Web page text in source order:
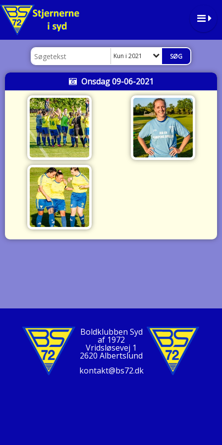
Kun i 2021
Onsdag 09-06-2021
Boldklubben Syd
af 1972
Vridsløsevej 1
2620 Albertslund
kontakt@bs72.dk